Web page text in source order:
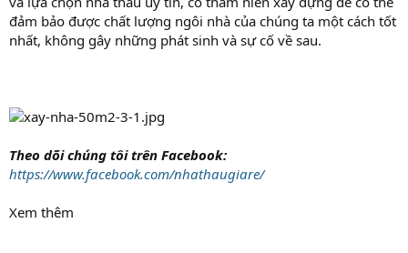
đảm bảo được chất lượng ngôi nhà của chúng ta một cách tốt
nhất, không gây những phát sinh và sự cố về sau.
Theo dõi chúng tôi trên Facebook:
https://www.facebook.com/nhathaugiare/
Xem thêm